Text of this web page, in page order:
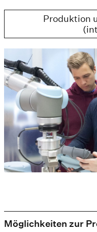
Produktion
Möglichkeiten zur